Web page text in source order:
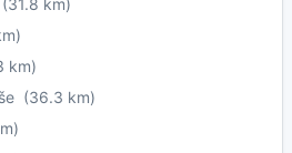
km)
(36.3 km)